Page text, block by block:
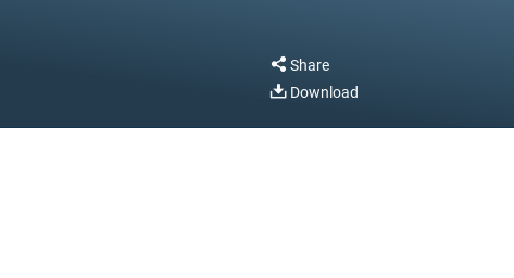
Share
Download